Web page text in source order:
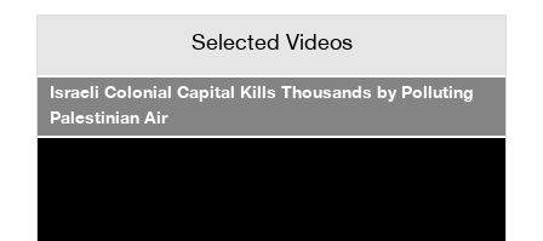
Selected Videos
Israeli Colonial Capital Kills Thousands by Polluting
Palestinian Air